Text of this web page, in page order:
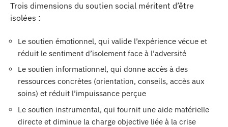
Trois dimensions du soutien social méritent d’être
isolées :
Le soutien émotionnel, qui valide l’expérience vécue et
réduit le sentiment d’isolement face à l’adversité
Le soutien informationnel, qui donne accès à des
ressources concrètes (orientation, conseils, accès aux
soins) et réduit l’impuissance perçue
Le soutien instrumental, qui fournit une aide matérielle
directe et diminue la charge objective liée à la crise